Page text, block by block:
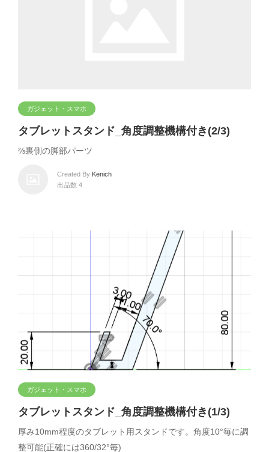
ガジェット・スマホ
タブレットスタンド_角度調整機構付き(2/3)
⅔裏側の脚部パーツ
Created By Kenich
出品数 4
ガジェット・スマホ
タブレットスタンド_角度調整機構付き(1/3)
厚み10mm程度のタブレット用スタンドです。角度10°毎に調
整可能(正確には360/32°毎)